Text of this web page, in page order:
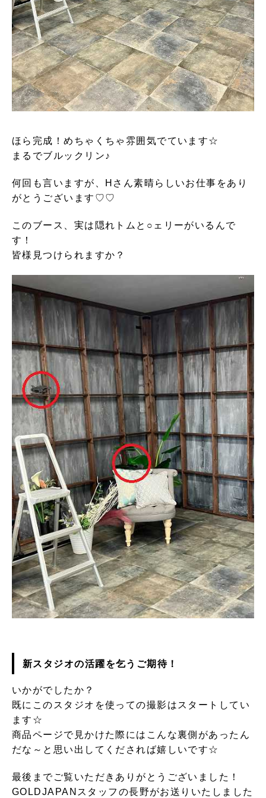
ほら完成！めちゃくちゃ雰囲気でています☆
まるでブルックリン♪
何回も言いますが、Hさん素晴らしいお仕事をあり
がとうございます♡♡
このブース、実は隠れトムと○ェリーがいるんで
す！
皆様見つけられますか？
新スタジオの活躍を乞うご期待！
いかがでしたか？
既にこのスタジオを使っての撮影はスタートしてい
ます☆
商品ページで見かけた際にはこんな裏側があったん
だな～と思い出してくだされば嬉しいです☆
最後までご覧いただきありがとうございました！
GOLDJAPANスタッフの長野がお送りいたしました